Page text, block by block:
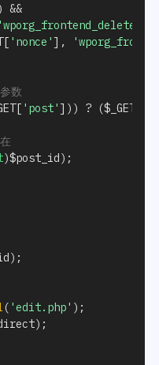
&&
'wporg_frontend_delete'
[ 'nonce'] ,
数
[ 'post'] ) ) ? ($_GET
)$post_id) ;
) ;
( 'edit.php' ) ;
) ;